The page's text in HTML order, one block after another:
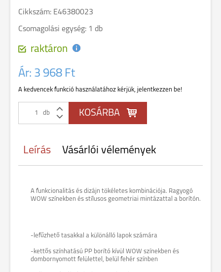
Cikkszám: E46380023
Csomagolási egység: 1 db
raktáron
Ár: 3 968 Ft
A kedvencek funkció használatához kérjük, jelentkezzen be!
db
Leírás Vásárlói vélemények
A funkcionalitás és dizájn tökéletes kombinációja. Ragyogó
WOW színekben és stílusos geometriai mintázattal a borítón.
-lefűzhető tasakkal a különálló lapok számára
-kettős színhatású PP borító kívül WOW színekben és
dombornyomott felülettel, belül fehér színben